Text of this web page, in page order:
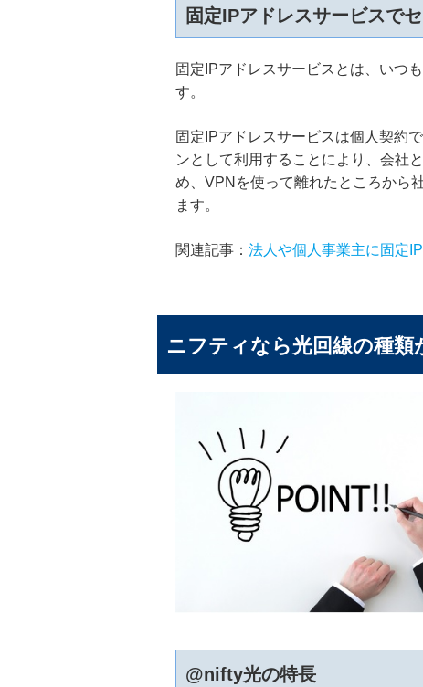
固定IPアドレスサービスで
固定IPアドレスサービスとは、いつ
す。
固定IPアドレスサービスは個人契約
ンとして利用することにより、会社
め、VPNを使って離れたところから
ます。
関連記事： 法人や個人事業主に固定
ニフティなら光回線の種類
@nifty光の特長